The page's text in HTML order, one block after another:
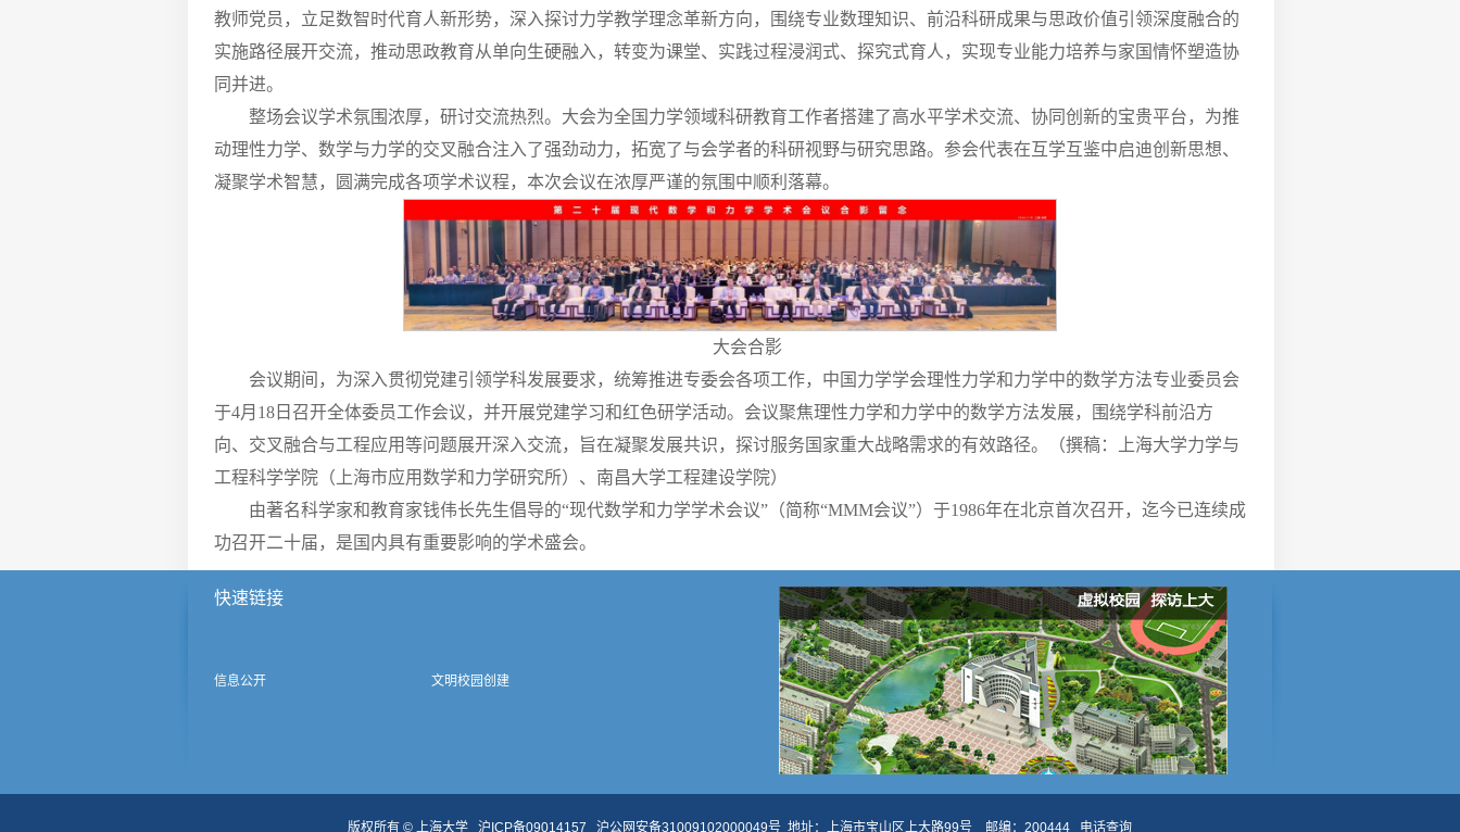
教师党员，立足数智时代育人新形势，深入探讨力学教学理念革新方向，围绕专业数理知识、前沿科研成果与思政价值引领深度融合的
实施路径展开交流，推动思政教育从单向生硬融入，转变为课堂、实践过程浸润式、探究式育人，实现专业能力培养与家国情怀塑造协
同并进。
整场会议学术氛围浓厚，研讨交流热烈。大会为全国力学领域科研教育工作者搭建了高水平学术交流、协同创新的宝贵平台，为推
动理性力学、数学与力学的交叉融合注入了强劲动力，拓宽了与会学者的科研视野与研究思路。参会代表在互学互鉴中启迪创新思想、
凝聚学术智慧，圆满完成各项学术议程，本次会议在浓厚严谨的氛围中顺利落幕。
大会合影
会议期间，为深入贯彻党建引领学科发展要求，统筹推进专委会各项工作，中国力学学会理性力学和力学中的数学方法专业委员会
于4月18日召开全体委员工作会议，并开展党建学习和红色研学活动。会议聚焦理性力学和力学中的数学方法发展，围绕学科前沿方
向、交叉融合与工程应用等问题展开深入交流，旨在凝聚发展共识，探讨服务国家重大战略需求的有效路径。（撰稿：上海大学力学与
工程科学学院（上海市应用数学和力学研究所）、南昌大学工程建设学院）
由著名科学家和教育家钱伟长先生倡导的“现代数学和力学学术会议”（简称“MMM会议”）于1986年在北京首次召开，迄今已连续成
功召开二十届，是国内具有重要影响的学术盛会。
快速链接
信息公开 文明校园创建
版权所有 © 上海大学 沪ICP备09014157 沪公网安备31009102000049号 地址：上海市宝山区上大路99号 邮编：200444 电话查询